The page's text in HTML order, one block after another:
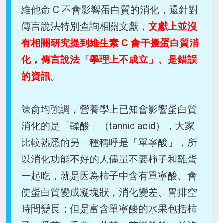
維他命 C 不會影響蛋白質的消化，還針對
傳言說法特別查詢相關文獻，文獻上並沒
有相關研究提到維生素 C 會干擾蛋白質消
化，傳言說法「學理上不成立」、是錯誤
的資訊。
陳俞均強調，營養學上已知會影響蛋白質
消化的是「鞣酸」（tannic acid），大家
比較熟悉的另一種稱呼是「單寧酸」，所
以消化功能不好的人儘量不要柿子和雞蛋
一起吃，就是因為柿子中含有單寧酸、會
使蛋白質變成凝塊狀，消化變差、胃排空
時間變長；但是富含單寧酸的水果包括柿